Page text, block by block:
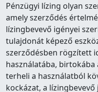
Pénzügyi lízing olyan
amely szerződés
lízingbevevő igényei
tulajdonát képező
szerződésben rögzített
használatába, birtokába
terheli a használatból
kockázat, a